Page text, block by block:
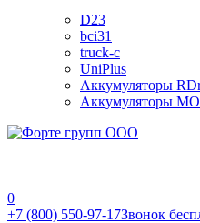
D23
bci31
truck-c
UniPlus
Аккумуляторы
Аккумуляторы
0
+7 (800) 550-97-17Звонок